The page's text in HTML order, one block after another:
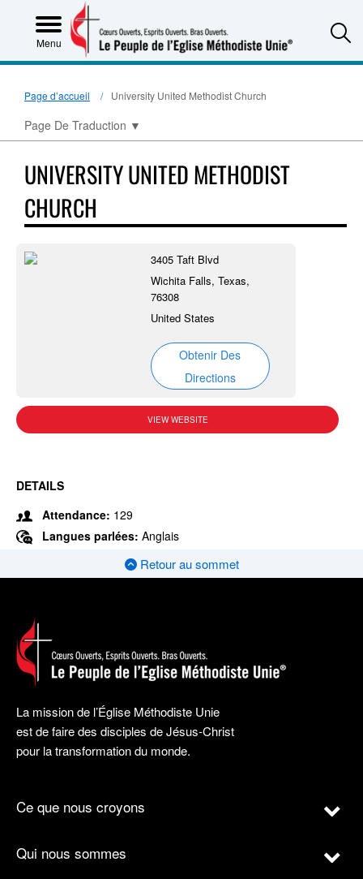
Menu
Page d’accueil University United Methodist Church
Page De Traduction ▼
UNIVERSITY UNITED METHODIST
CHURCH
3405 Taft Blvd
Wichita Falls, Texas,
76308
United States
Obtenir Des
Directions
VIEW WEBSITE
DETAILS
Attendance: 129
Langues parlées: Anglais
Retour au sommet
La mission de l’Église Méthodiste Unie
est de faire des disciples de Jésus-Christ
pour la transformation du monde.
Ce que nous croyons
Qui nous sommes